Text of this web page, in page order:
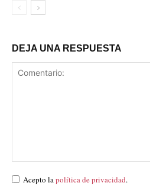
DEJA UNA RESPUESTA
Acepto lapolítica de privacidad.